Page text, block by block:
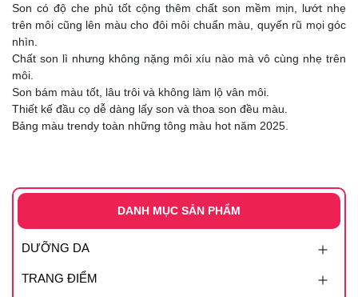
Son có độ che phủ tốt cộng thêm chất son mềm mịn, lướt nhẹ
trên môi cũng lên màu cho đôi môi chuẩn màu, quyến rũ mọi góc
nhìn.
Chất son lì nhưng không nặng môi xíu nào mà vô cùng nhẹ trên
môi.
Son bám màu tốt, lâu trôi và không làm lộ vân môi.
Thiết kế đầu cọ dễ dàng lấy son và thoa son đều màu.
Bảng màu trendy toàn những tông màu hot năm 2025.
DANH MỤC SẢN PHẨM
DƯỠNG DA
TRANG ĐIỂM